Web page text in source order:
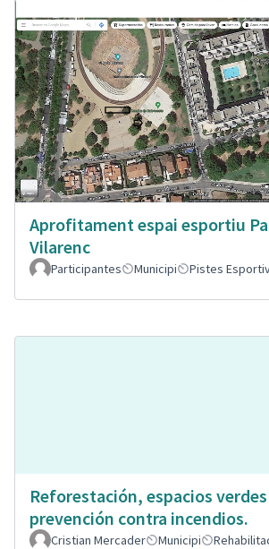
Aprofitament espai esportiu
Vilarenc
Participantes Municipi Pistes
Reforestación, espacios
prevención contra incendios.
Cristian Mercader Municipi